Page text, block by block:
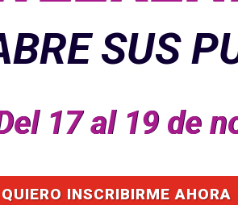
SUS
17 al 19 de
QUIERO INSCRIBIRME AHORA